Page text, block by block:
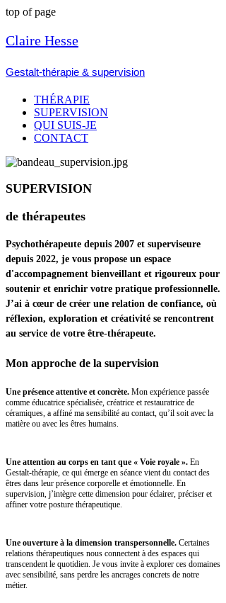
top of page
Claire Hesse
Gestalt-thérapie & supervision
THÉRAPIE
SUPERVISION
QUI SUIS-JE
CONTACT
SUPERVISION
de thérapeutes
Psychothérapeute depuis 2007 et superviseure
depuis 2022, je vous propose un espace
d'accompagnement bienveillant et rigoureux pour
soutenir et enrichir votre pratique professionnelle.
J’ai à cœur de créer une relation de confiance, où
réflexion, exploration et créativité se rencontrent
au service de votre être-thérapeute.
Mon approche de la supervision
Une présence attentive et concrète. Mon expérience passée
comme éducatrice spécialisée, créatrice et restauratrice de
céramiques, a affiné ma sensibilité au contact, qu’il soit avec la
matière ou avec les êtres humains.
Une attention au corps en tant que « Voie royale ». En
Gestalt-thérapie, ce qui émerge en séance vient du contact des
êtres dans leur présence corporelle et émotionnelle. En
supervision, j’intègre cette dimension pour éclairer, préciser et
affiner votre posture thérapeutique.
Une ouverture à la dimension transpersonnelle. Certaines
relations thérapeutiques nous connectent à des espaces qui
transcendent le quotidien. Je vous invite à explorer ces domaines
avec sensibilité, sans perdre les ancrages concrets de notre
métier.